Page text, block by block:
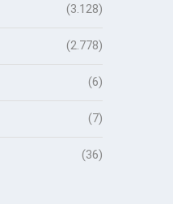
(3.128)
(2.778)
(6)
(7)
(36)